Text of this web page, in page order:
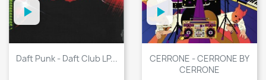
Daft Punk - Daft Club LP...
CERRONE - CERRONE BY
CERRONE